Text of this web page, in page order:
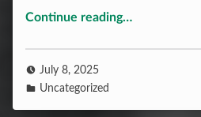
Continue reading“Firebase踩坑”…
July 8, 2025
Uncategorized